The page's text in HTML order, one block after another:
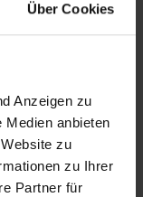
Über Cookies
Anzeigen zu
Medien anbieten
zu
zu Ihrer
Partner für